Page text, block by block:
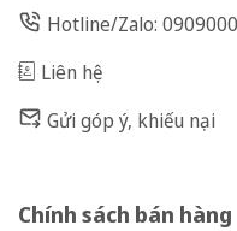
Hotline/Zalo:
Liên hệ
Gửi góp ý, khiếu nại
Chính sách bán hàng